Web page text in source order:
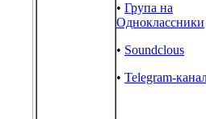
• Група на
Одноклассники
• Soundclous
• Telegram-